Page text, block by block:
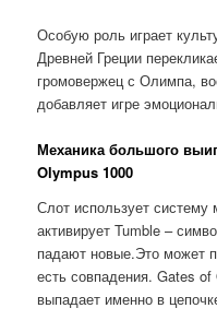
Особую роль играет
Древней Греции
громовержец с Олимпа,
добавляет игре
Механика большого
Olympus 1000
Слот использует
активирует Tumble –
падают новые.Это может
есть совпадения. Gates
выпадает именно в